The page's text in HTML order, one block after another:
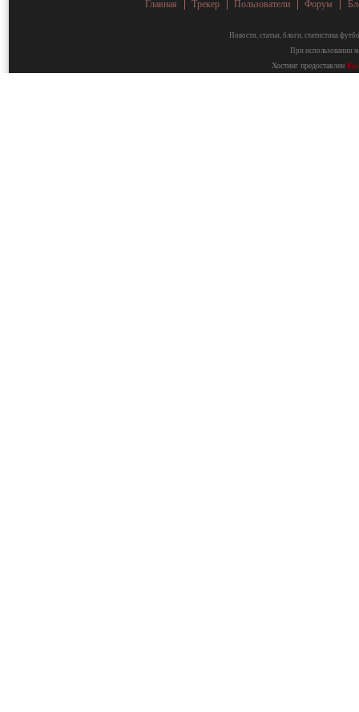
Главная Трекер Пользователи Форум
Новости, статьи, блоги, статистика
При использовании
Хостинг предоставлен